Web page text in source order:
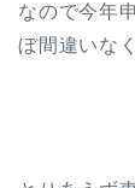
なので今年
ぼ間違いな